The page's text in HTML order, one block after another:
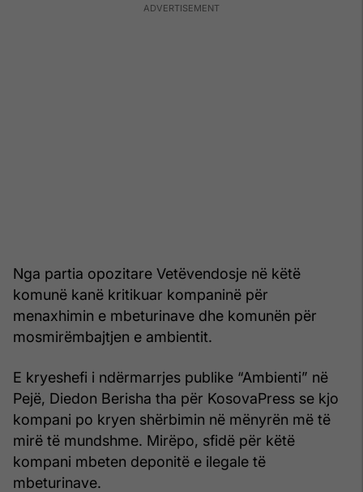
Nga partia opozitare Vetëvendosje në këtë
komunë kanë kritikuar kompaninë për
menaxhimin e mbeturinave dhe komunën për
mosmirëmbajtjen e ambientit.
E kryeshefi i ndërmarrjes publike “Ambienti” në
Pejë, Diedon Berisha tha për KosovaPress se kjo
kompani po kryen shërbimin në mënyrën më të
mirë të mundshme. Mirëpo, sfidë për këtë
kompani mbeten deponitë e ilegale të
mbeturinave.